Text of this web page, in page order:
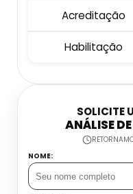
Estação De
Estação De
Estação
Estação
Filtro Para
Filtros Para
Acreditação
Habilitação
SOLICITE
ANÁLISE
NOME: